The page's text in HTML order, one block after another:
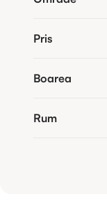
Pris
Boarea
Rum